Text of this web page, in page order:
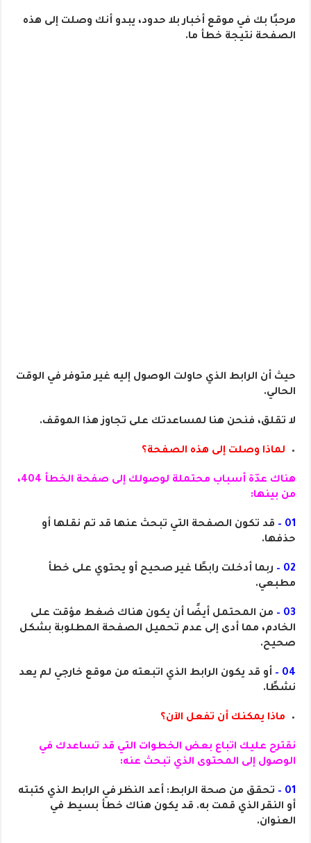
مرحبًا بك في موقع أخبار بلا حدود، يبدو أنك وصلت إلى هذه
الصفحة نتيجة خطأ ما.
حيث أن الرابط الذي حاولت الوصول إليه غير متوفر في الوقت
الحالي.
لا تقلق، فنحن هنا لمساعدتك على تجاوز هذا الموقف.
لماذا وصلت إلى هذه الصفحة؟
هناك عدّة أسباب محتملة لوصولك إلى صفحة الخطأ 404،
من بينها:
01 –
قد تكون الصفحة التي تبحث عنها قد تم نقلها أو
حذفها.
02 –
ربما أدخلت رابطًا غير صحيح أو يحتوي على خطأ
مطبعي.
03 –
من المحتمل أيضًا أن يكون هناك ضغط مؤقت على
الخادم، مما أدى إلى عدم تحميل الصفحة المطلوبة بشكل
صحيح.
04 –
أو قد يكون الرابط الذي اتبعته من موقع خارجي لم يعد
نشطًا.
ماذا يمكنك أن تفعل الآن؟
نقترح عليك اتباع بعض الخطوات التي قد تساعدك في
الوصول إلى المحتوى الذي تبحث عنه:
01 –
تحقق من صحة الرابط: أعد النظر في الرابط الذي كتبته
أو النقر الذي قمت به. قد يكون هناك خطأ بسيط في
العنوان.